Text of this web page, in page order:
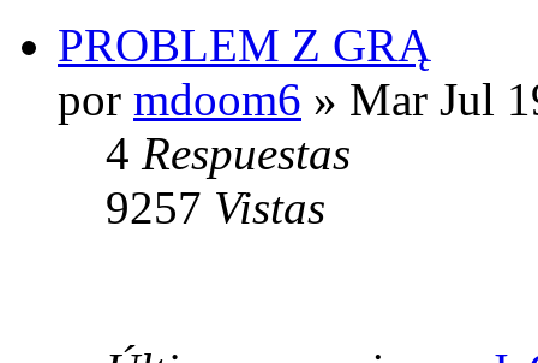
PROBLEM Z GRĄ
por mdoom6 » Mar Jul
4 Respuestas
9257 Vistas